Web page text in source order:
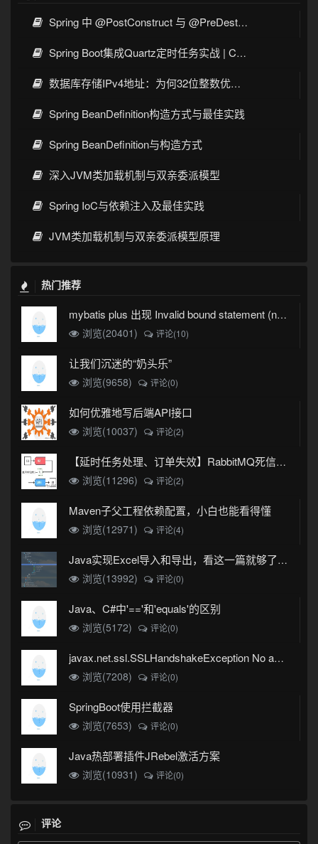
Spring 中 @PostConstruct 与 @PreDestroy 的完整与实战
Spring Boot集成Quartz定时任务实战 | Cron表达式详解
数据库存储IPv4地址：为何32位整数优于字符串 | 性能分析
Spring BeanDefinition构造方式与最佳实践
Spring BeanDefinition与构造方式
深入JVM类加载机制与双亲委派模型
Spring IoC与依赖注入及最佳实践
JVM类加载机制与双亲委派模型原理
热门推荐
mybatis plus 出现 Invalid bound statement (not found)
浏览(20401)
评论(10)
让我们沉迷的“奶头乐”
浏览(9658) 评论(0)
如何优雅地写后端API接口
浏览(10037) 评论(2)
【延时任务处理、订单失效】RabbitMQ死信队列实现
浏览(11296)
评论(2)
Maven子父工程依赖配置，小白也能看得懂
浏览(12971) 评论(4)
Java实现Excel导入和导出，看这一篇就够了(珍藏版)
浏览(13992)
评论(0)
Java、C#中'=='和'equals'的区别
浏览(5172) 评论(0)
javax.net.ssl.SSLHandshakeException No appropriate protocol (protocol is disabled or cipher suites are inappropriate)错误
浏览(7208)
评论(0)
SpringBoot使用拦截器
浏览(7653) 评论(0)
Java热部署插件JRebel激活方案
浏览(10931) 评论(0)
评论